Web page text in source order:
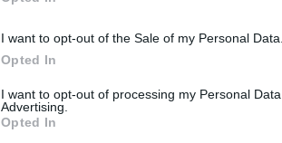
I want to opt-out of the Sale of my Personal Data.
Opted In
I want to opt-out of processing my Personal
Advertising.
Opted In